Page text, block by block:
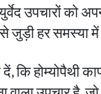
उपचारों को
हर समस्या में
होम्योपैथी